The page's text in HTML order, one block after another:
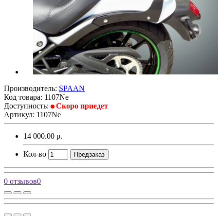
Производитель: SPAAN
Код товара: 1107Ne
Доступность:
Скоро приедет
Артикул: 1107Ne
14 000.00 р.
Кол-во Предзаказ
0 отзывов0